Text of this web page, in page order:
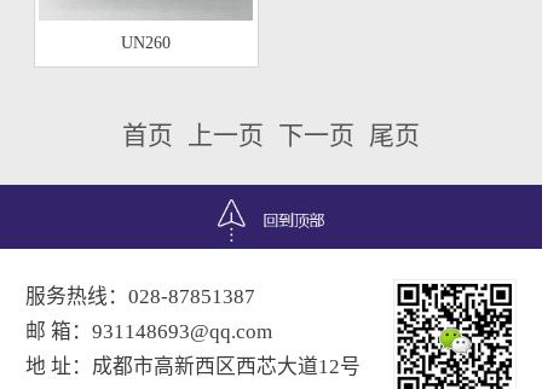
UN260
首页 上一页 下一页 尾页
服务热线：028-87851387
邮 箱：931148693@qq.com
地 址：成都市高新西区西芯大道12号